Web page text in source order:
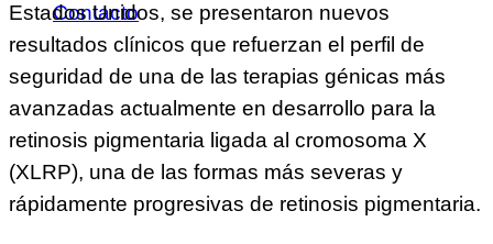
Contacto
Estados Unidos, se presentaron nuevos
resultados clínicos que refuerzan el perfil de
seguridad de una de las terapias génicas más
avanzadas actualmente en desarrollo para la
retinosis pigmentaria ligada al cromosoma X
(XLRP), una de las formas más severas y
rápidamente progresivas de retinosis pigmentaria.